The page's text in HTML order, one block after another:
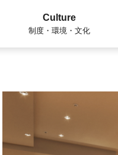
Culture
制度・環境・文化